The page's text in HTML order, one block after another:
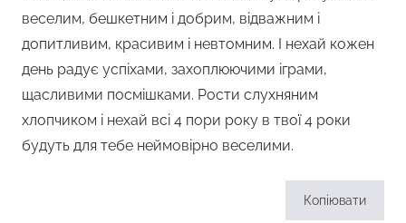
веселим, бешкетним і добрим, відважним і
допитливим, красивим і невтомним. І нехай кожен
день радує успіхами, захоплюючими іграми,
щасливими посмішками. Рости слухняним
хлопчиком і нехай всі 4 пори року в твої 4 роки
будуть для тебе неймовірно веселими.
Копіювати